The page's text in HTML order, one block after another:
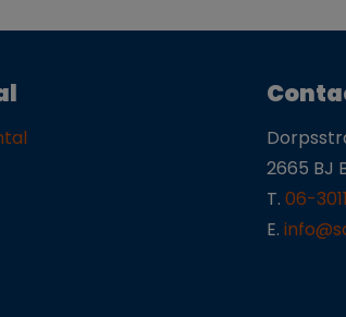
2665 BJ
T. 06-
E.